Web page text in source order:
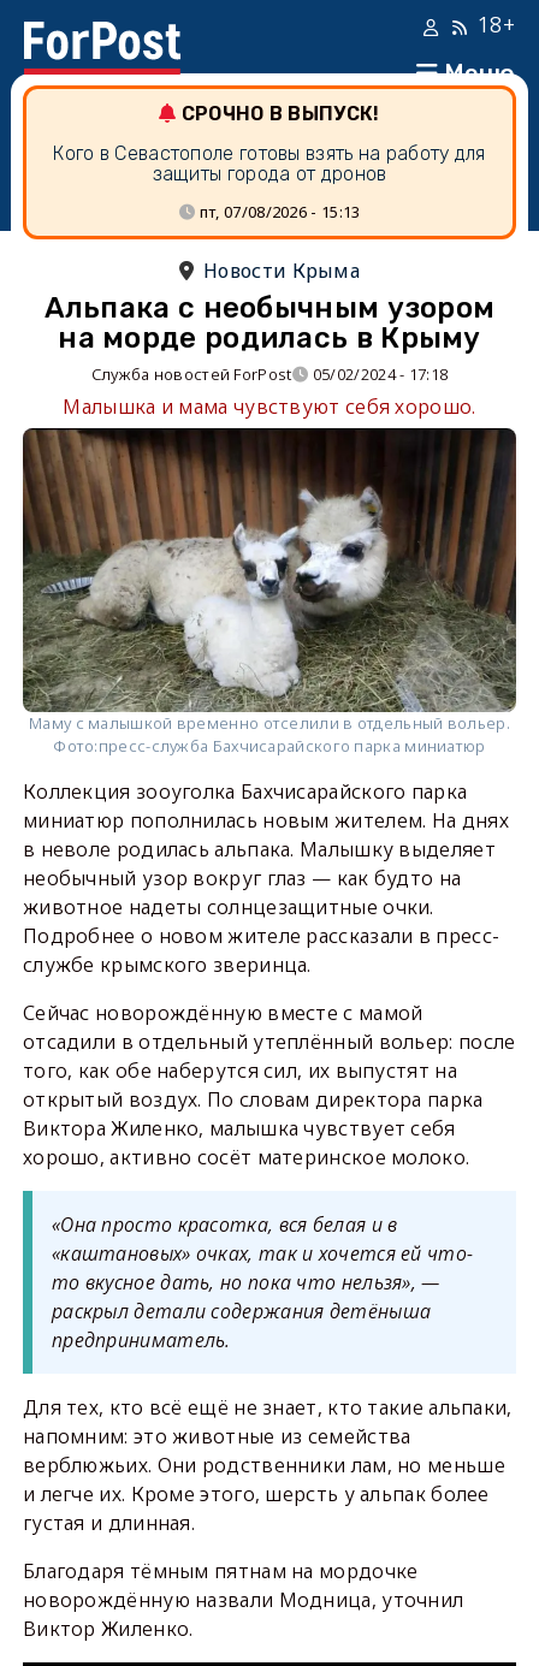
Меню
18+
СРОЧНО В ВЫПУСК!
Кого в Севастополе готовы взять на работу для
защиты города от дронов
пт, 07/08/2026 - 15:13
Новости Крыма
Альпака с необычным узором
на морде родилась в Крыму
Служба новостей ForPost 05/02/2024 - 17:18
Малышка и мама чувствуют себя хорошо.
Маму с малышкой временно отселили в отдельный вольер.
Фото:пресс-служба Бахчисарайского парка миниатюр
Коллекция зооуголка Бахчисарайского парка
миниатюр пополнилась новым жителем. На днях
в неволе родилась альпака. Малышку выделяет
необычный узор вокруг глаз — как будто на
животное надеты солнцезащитные очки.
Подробнее о новом жителе рассказали в пресс-
службе крымского зверинца.
Сейчас новорождённую вместе с мамой
отсадили в отдельный утеплённый вольер: после
того, как обе наберутся сил, их выпустят на
открытый воздух. По словам директора парка
Виктора Жиленко, малышка чувствует себя
хорошо, активно сосёт материнское молоко.
«Она просто красотка, вся белая и в
«каштановых» очках, так и хочется ей что-
то вкусное дать, но пока что нельзя», —
раскрыл детали содержания детёныша
предприниматель.
Для тех, кто всё ещё не знает, кто такие альпаки,
напомним: это животные из семейства
верблюжьих. Они родственники лам, но меньше
и легче их. Кроме этого, шерсть у альпак более
густая и длинная.
Благодаря тёмным пятнам на мордочке
новорождённую назвали Модница, уточнил
Виктор Жиленко.